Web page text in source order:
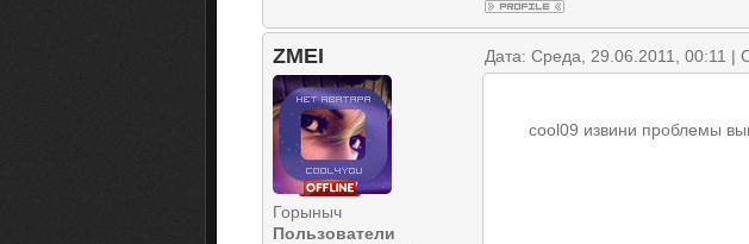
ZMEI Дата: Среда, 29.06.2011, 00:11 |
Горыныч
Пользователи
cool09 извини проблемы